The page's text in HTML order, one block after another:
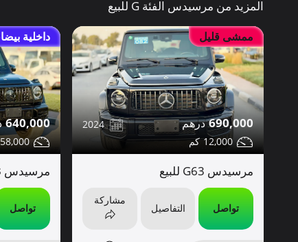
المزيد من مرسيدس الفئة G للبيع
ممشى قليل
690,000
2024
12,000
مرسيدس G63 للبيع
تواصل التفاصيل
مشاركة
داخلية
640,000
58,000
مرسيدس G63 للبيع
تواصل